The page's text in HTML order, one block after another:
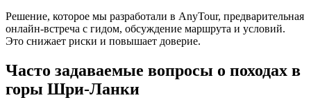
Решение, которое мы разработали в AnyTour, предварительная
онлайн-встреча с гидом, обсуждение маршрута и условий.
Это снижает риски и повышает доверие.
Часто задаваемые вопросы о походах в
горы Шри-Ланки